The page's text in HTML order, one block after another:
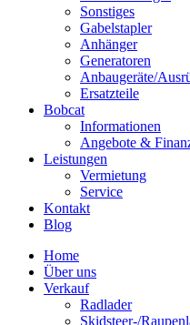
Sonstiges
Gabelstapler
Anhänger
Generatoren
Anbaugeräte/
Ersatzteile
Bobcat
Informationen
Angebote &
Leistungen
Vermietung
Service
Kontakt
Blog
Home
Über uns
Verkauf
Radlader
Skidsteer-/